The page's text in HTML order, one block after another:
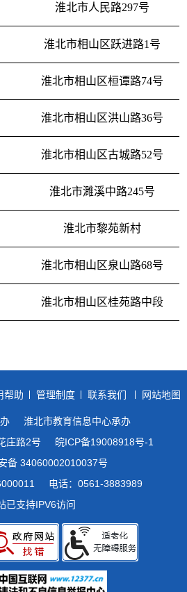
淮北市人民路297号
淮北市相山区跃进路1号
淮北市相山区桓谭路74号
淮北市相山区洪山路36号
淮北市相山区古城路52号
淮北市濉溪中路245号
淮北市黎苑新村
淮北市相山区泉山路68号
淮北市相山区桂苑路中段
帮助 管理制度 联系我们 网站地图
淮北市教育信息中心承办
庄路2号
皖ICP备19008918号-1
备 34060002010037号
电话：0561-3883989
已支持IPV6访问